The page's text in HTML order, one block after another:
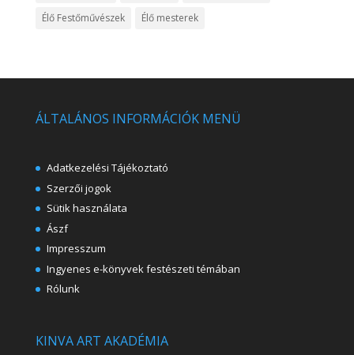
Élő Festőművészek
Élő mesterek
ÁLTALÁNOS INFORMÁCIÓK MENÜ
Adatkezelési Tájékoztató
Szerzői jogok
Sütik használata
Ászf
Impresszum
Ingyenes e-könyvek festészeti témában
Rólunk
KINVA ART AKADÉMIA